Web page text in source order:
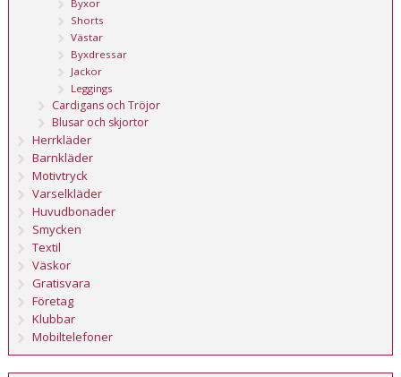
Byxor
Shorts
Västar
Byxdressar
Jackor
Leggings
Cardigans och Tröjor
Blusar och skjortor
Herrkläder
Barnkläder
Motivtryck
Varselkläder
Huvudbonader
Smycken
Textil
Väskor
Gratisvara
Företag
Klubbar
Mobiltelefoner